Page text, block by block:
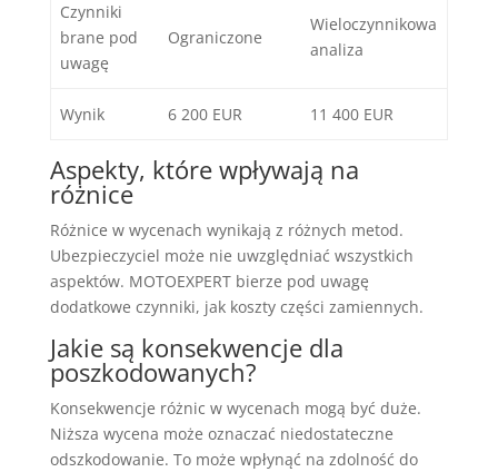
Czynniki
brane pod
uwagę
Ograniczone
Wieloczynnikowa
analiza
Wynik 6 200 EUR 11 400 EUR
Aspekty, które wpływają na
różnice
Różnice w wycenach wynikają z różnych metod.
Ubezpieczyciel może nie uwzględniać wszystkich
aspektów. MOTOEXPERT bierze pod uwagę
dodatkowe czynniki, jak koszty części zamiennych.
Jakie są konsekwencje dla
poszkodowanych?
Konsekwencje różnic w wycenach mogą być duże.
Niższa wycena może oznaczać niedostateczne
odszkodowanie. To może wpłynąć na zdolność do